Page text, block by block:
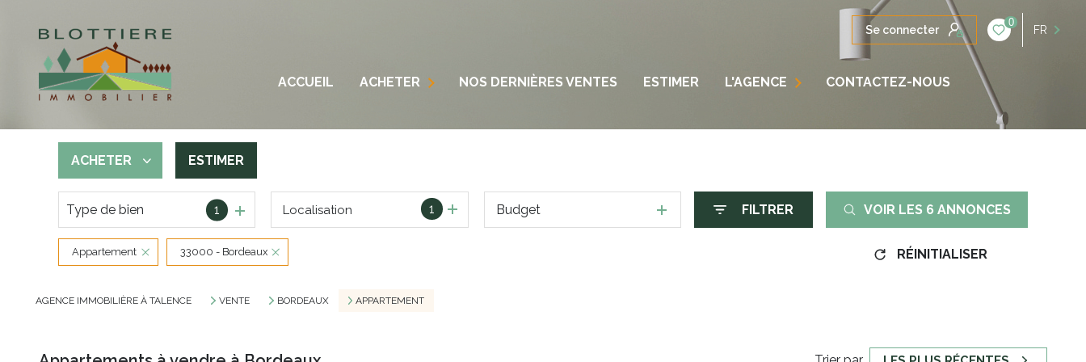
Se connecter
0
FR
ACCUEIL ACHETER
TERRAINS
NOS DERNIÈRES VENTES ESTIMER
L'AGENCE
CONTACTEZ-NOUS
ACHETER
De l'ancien
ESTIMER
Type de bien 1 1
Localisation Budget FILTRER VOIR LES 6 ANNONCES
Appartement 33000 - Bordeaux RÉINITIALISER
AGENCE IMMOBILIÈRE À TALENCE VENTE BORDEAUX APPARTEMENT